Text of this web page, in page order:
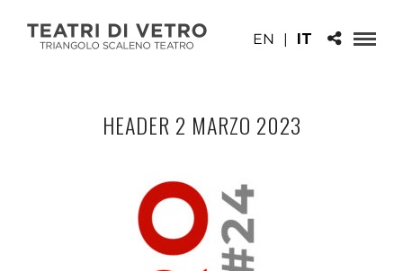
EN | IT
HEADER 2 MARZO 2023